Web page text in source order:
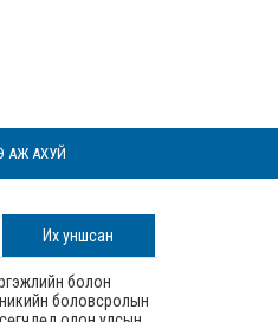
АЖ АХУЙ
Их уншсан
болон
боловсролын